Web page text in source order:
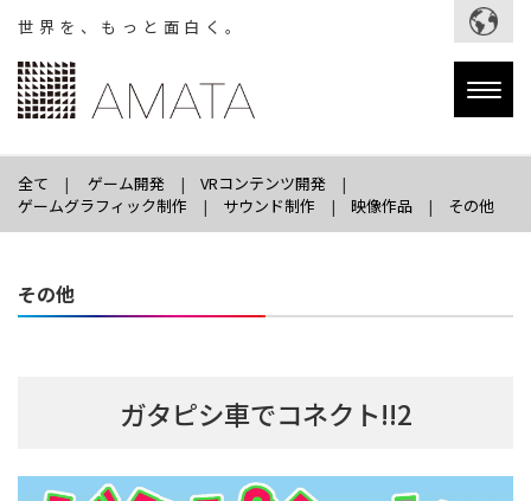
世界を、もっと面白く。
全て ゲーム開発
VRコンテンツ開発
ゲームグラフィック制作
サウンド制作 映像作品 その他
その他
ガタピシ車でコネクト!!2